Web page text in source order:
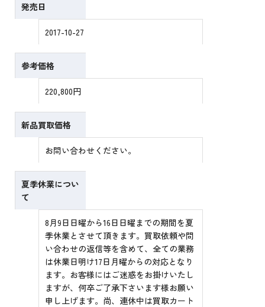
発売日
2017-10-27
参考価格
220,800円
新品買取価格
お問い合わせください。
夏季休業につい
て
8月9日日曜から16日日曜までの期間を夏
季休業とさせて頂きます。買取依頼や問
い合わせの返信等を含めて、全ての業務
は休業日明け17日月曜からの対応となり
ます。お客様にはご迷惑をお掛けいたし
ますが、何卒ご了承下さいます様お願い
申し上げます。尚、連休中は買取カート